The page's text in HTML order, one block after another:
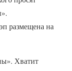
размещена на
Хватит